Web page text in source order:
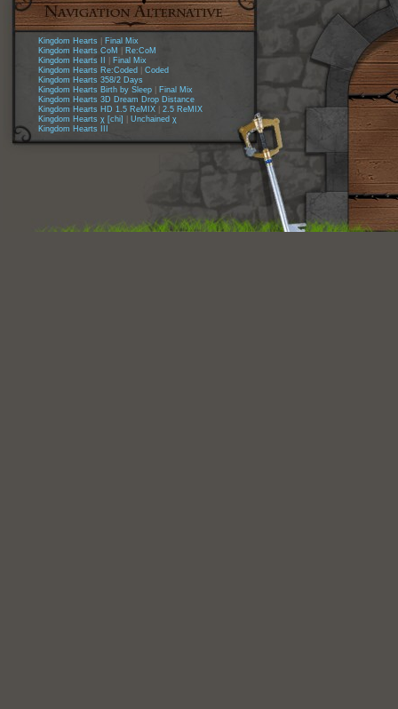
Kingdom Hearts
Final Mix
Kingdom Hearts CoM
Re:CoM
Kingdom Hearts II
Final Mix
Kingdom Hearts Re:Coded
Coded
Kingdom Hearts 358/2 Days
Kingdom Hearts Birth by Sleep
Final Mix
Kingdom Hearts 3D Dream Drop Distance
Kingdom Hearts HD 1.5 ReMIX
2.5 ReMIX
Kingdom Hearts χ [chi]
Unchained χ
Kingdom Hearts III